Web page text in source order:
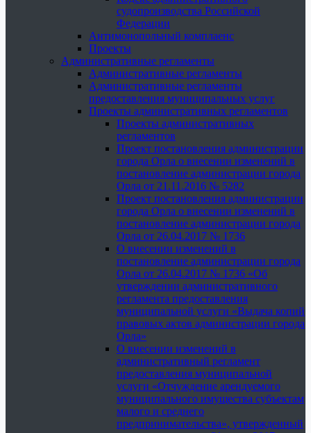
судопроизводства Российской
Федерации
Антимонопольный комплаенс
Проекты
Административные регламенты
Административные регламенты
Административные регламенты
предоставления муниципальных услуг
Проекты административных регламентов
Проекты административных
регламентов
Проект постановления администрации
города Орла о внесении изменений в
постановление администрации города
Орла от 21.11.2016 № 5282
Проект постановления администрации
города Орла о внесении изменений в
постановление администрации города
Орла от 26.04.2017 № 1736
О внесении изменений в
постановление администрации города
Орла от 26.04.2017 № 1736 «Об
утверждении административного
регламента предоставления
муниципальной услуги «Выдача копий
правовых актов администрации города
Орла»
О внесении изменений в
административный регламент
предоставления муниципальной
услуги «Отчуждение арендуемого
муниципального имущества субъектам
малого и среднего
предпринимательства», утвержденный